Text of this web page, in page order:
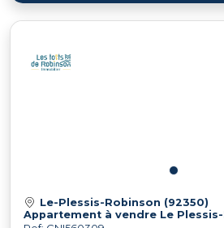
Le-Plessis-Robinson (92350)
Appartement à vendre Le